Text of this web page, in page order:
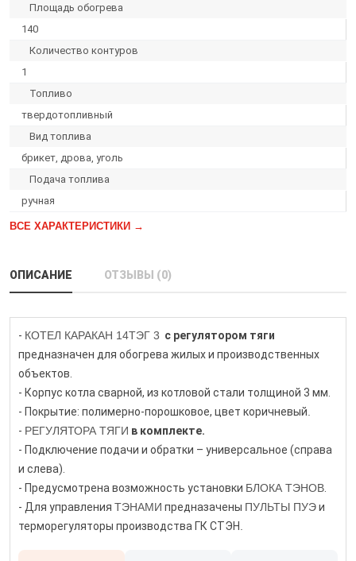
Площадь обогрева
140
Количество контуров
1
Топливо
твердотопливный
Вид топлива
брикет, дрова, уголь
Подача топлива
ручная
ВСЕ ХАРАКТЕРИСТИКИ →
ОПИСАНИЕ ОТЗЫВЫ (0)
- КОТЕЛ КАРАКАН 14ТЭГ 3 с регулятором тяги
предназначен для обогрева жилых и производственных
объектов.
- Корпус котла сварной, из котловой стали толщиной 3 мм.
- Покрытие: полимерно-порошковое, цвет коричневый
- РЕГУЛЯТОРА ТЯГИ в комплекте.
- Подключение подачи и обратки – универсальное (справа
и слева).
- Предусмотрена возможность установки БЛОКА ТЭНОВ
- Для управления ТЭНАМИ предназачены ПУЛЬТЫ ПУЭи
терморегуляторы производства ГК СТЭН